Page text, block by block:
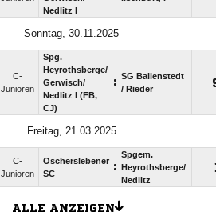
Nedlitz I
Sonntag, 30.11.2025
C-
Junioren
Spg.
Heyrothsberge/​
Gerwisch/​
Nedlitz I (FB,
CJ)
: SG Ballenstedt
/​ Rieder
Freitag, 21.03.2025
C-
Junioren
Oscherslebener
SC
:
Spgem.
Heyrothsberge/​
Nedlitz
ALLE ANZEIGEN